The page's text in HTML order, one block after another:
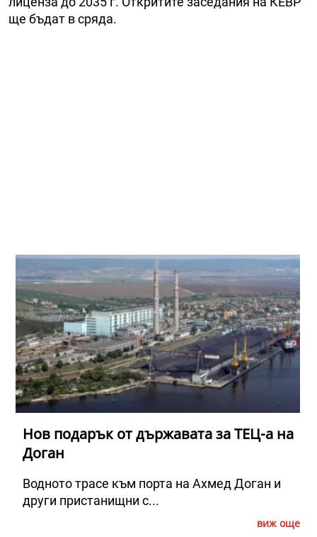
ще бъдат в сряда.
Нов подарък от държавата за ТЕЦ-а на
Доган
Водното трасе към порта на Ахмед Доган и
други пристанищни с...
виж още